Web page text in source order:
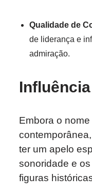
Qualidade de
de liderança e
admiração.
Embora o
ter um apelo
sonoridade e
figuras